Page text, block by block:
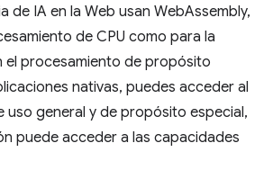
de IA en la Web usan WebAssembly,
de CPU como para la
el procesamiento de propósito
nativas, puedes acceder al
uso general y de propósito especial,
puede acceder a las capacidades